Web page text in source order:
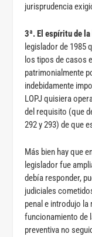
jurisprudencia
3ª. El espíritu de
legislador de 1985
los tipos de casos
patrimonialmente
indebidamente
LOPJ quisiera
del requisito (que
292 y 293) de que
Más bien hay que
legislador fue
debía responder,
judiciales
penal e introdujo la
funcionamiento de
preventiva no